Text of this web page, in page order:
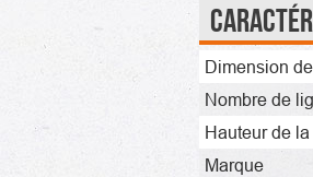
Dimension
Nombre de
Hauteur de
Marque